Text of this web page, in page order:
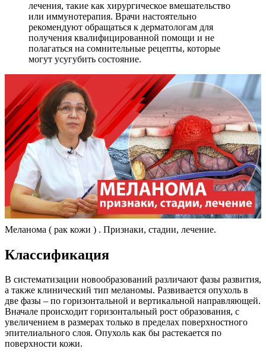
лечения, такие как хирургическое вмешательство
или иммунотерапия. Врачи настоятельно
рекомендуют обращаться к дерматологам для
получения квалифицированной помощи и не
полагаться на сомнительные рецепты, которые
могут усугубить состояние.
Меланома ( рак кожи ) . Признаки, стадии, лечение.
Классификация
В систематизации новообразований различают фазы развития,
а также клинический тип меланомы. Развивается опухоль в
две фазы – по горизонтальной и вертикальной направляющей.
Вначале происходит горизонтальный рост образования, с
увеличением в размерах только в пределах поверхностного
эпителиального слоя. Опухоль как бы растекается по
поверхности кожи.